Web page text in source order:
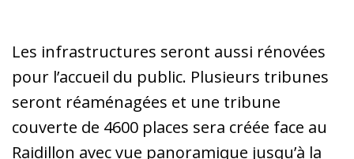
Les infrastructures seront aussi rénovées
pour l’accueil du public. Plusieurs tribunes
seront réaménagées et une tribune
couverte de 4600 places sera créée face au
Raidillon avec vue panoramique jusqu’à la